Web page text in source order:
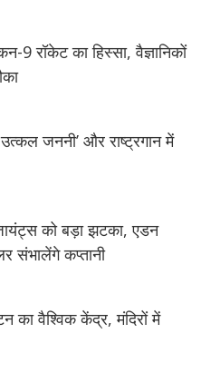
9 रॉकेट का हिस्सा, वैज्ञानिकों
जननी’ और राष्ट्रगान में
को बड़ा झटका, एडन
संभालेंगे कप्तानी
का वैश्विक केंद्र, मंदिरों में